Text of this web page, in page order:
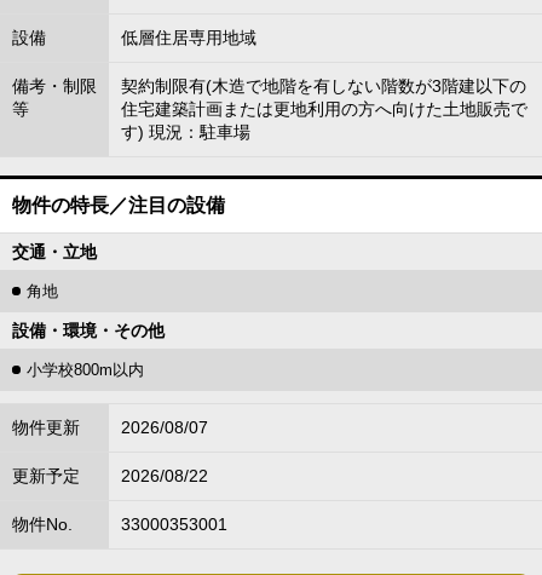
設備 低層住居専用地域
備考・制限
等
契約制限有(木造で地階を有しない階数が3階建以下の
住宅建築計画または更地利用の方へ向けた土地販売で
す) 現況：駐車場
物件の特長／注目の設備
交通・立地
角地
設備・環境・その他
小学校800m以内
物件更新 2026/08/07
更新予定 2026/08/22
物件No. 33000353001